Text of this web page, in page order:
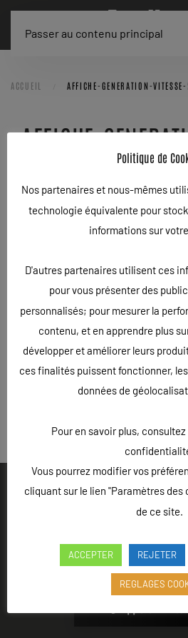
Passer au contenu principal
ACCUEIL AFFICHE-GENERATION-
AFFICHE-
2025-
Ouvert du lundi au vendredi de 9h
Hôtel des entreprises,
Politique de
Nos partenaires et nous-mêmes
technologie équivalente pour
informations sur
D'autres partenaires utilisent ces
pour vous présenter des
personnalisés; pour mesurer la
contenu, et en apprendre plus
développer et améliorer leurs
ces finalités puissent fonctionner,
données de
Pour en savoir plus,
Vous pourrez modifier vos
cliquant sur le lien "Paramètres des
de ce site.
ACCEPTER REJETER
REGLAGES